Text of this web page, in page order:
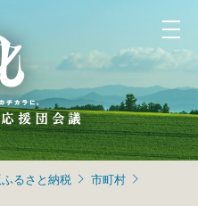
るさと納税
市町村